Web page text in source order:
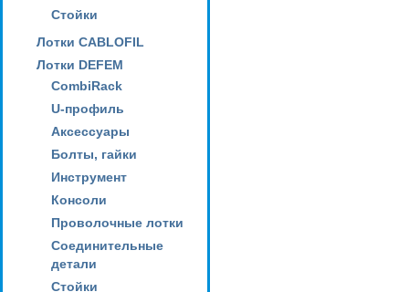
Стойки
Лотки CABLOFIL
Лотки DEFEM
CombiRack
U-профиль
Аксессуары
Болты, гайки
Инструмент
Консоли
Проволочные лотки
Соединительные
детали
Стойки